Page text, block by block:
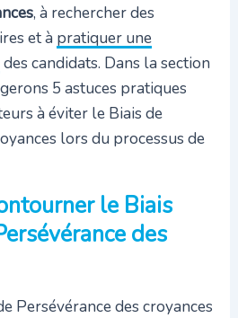
, à rechercher des
et à pratiquer une
des candidats. Dans la section
5 astuces pratiques
à éviter le Biais de
lors du processus de
le Biais
des
Persévérance des croyances